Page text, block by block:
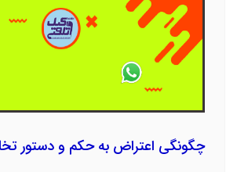
چگونگی اعتراض به حکم و دستور